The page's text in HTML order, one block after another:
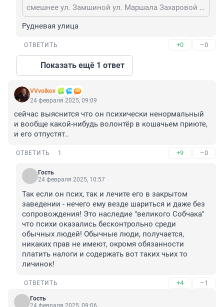
смешнее ул. Замшиной ул. Маршала Захаровой и т.д.
Рудневая улица
ОТВЕТИТЬ +0 –0
Показать ещё 1 ответ
VVvolkov
24 февраля 2025, 09:09
сейчас выяснится что он психически ненормальный
и вообще какой-нибудь волонтёр в кошачьем приюте,
и его отпустят..
ОТВЕТИТЬ 1 +9 –0
Гость
24 февраля 2025, 10:57
Так если он псих, так и лечите его в закрытом
заведении - нечего ему везде шариться и даже без
сопровождения! Это наследие "великого Собчака"
что психи оказались бесконтрольно среди
обычных людей! Обычные люди, получается,
никаких прав не имеют, окромя обязанности
платить налоги и содержать вот таких чьих то
личинок!
ОТВЕТИТЬ +4 –1
Гость
24 февраля 2025, 09:06